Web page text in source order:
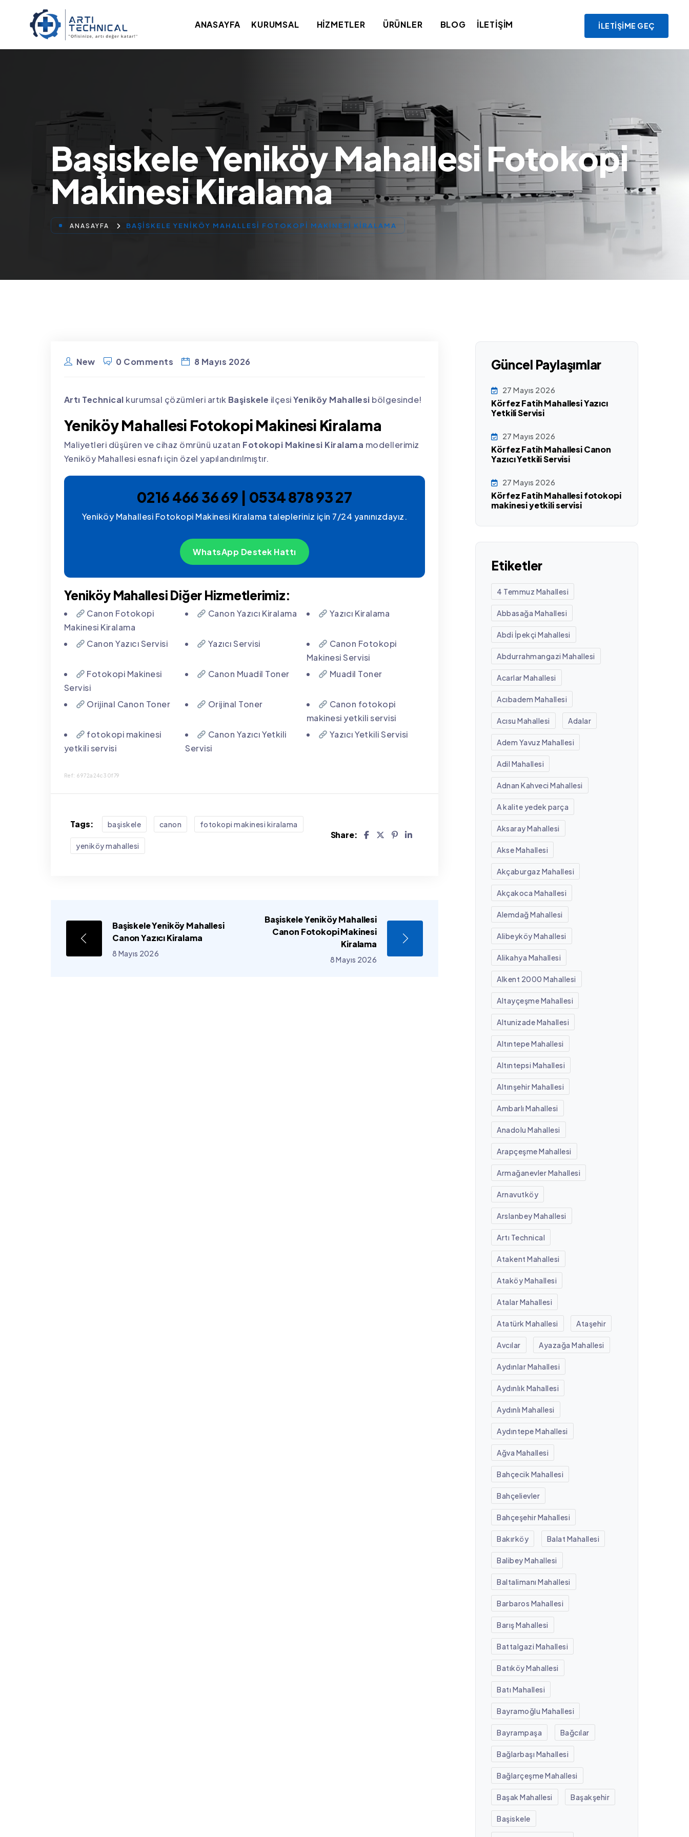
ANASAYFA KURUMSAL HIZMETLER ÜRÜNLER BLOG İLETIŞIM İLETIŞIME GEÇ
Başiskele Yeniköy Mahallesi Fotokopi
Makinesi Kiralama
ANASAYFA BAŞISKELE YENIKÖY MAHALLESI FOTOKOPI MAKINESI KIRALAMA
New 0 Comments 8 Mayıs 2026
Artı Technical kurumsal çözümleri artık Başiskele ilçesiYeniköy Mahallesi bölgesinde!
Yeniköy Mahallesi Fotokopi Makinesi Kiralama
Maliyetleri düşüren ve cihaz ömrünü uzatan Fotokopi Makinesi Kiralama modellerimiz
Yeniköy Mahallesi esnafı için özel yapılandırılmıştır.
0216 466 36 69 | 0534 878 93 27
Yeniköy Mahallesi Fotokopi Makinesi Kiralama talepleriniz için 7/24 yanınızdayız.
WhatsApp Destek Hattı
Yeniköy Mahallesi Diğer Hizmetlerimiz:
Canon Fotokopi
Makinesi Kiralama
Canon Yazıcı Kiralama Yazıcı Kiralama
Canon Yazıcı Servisi Yazıcı Servisi
Canon Fotokopi
Makinesi Servisi
Fotokopi Makinesi
Servisi
Canon Muadil Toner Muadil Toner
Orijinal Canon Toner Orijinal Toner
Canon fotokopi
makinesi yetkili servisi
fotokopi makinesi
yetkili servisi
Canon Yazıcı Yetkili
Servisi
Yazıcı Yetkili Servisi
Ref: 6972a24c30f79
Tags: başiskele canon fotokopi makinesi kiralama
yeniköy mahallesi
Share:
Başiskele Yeniköy Mahallesi
Canon Yazıcı Kiralama
8 Mayıs 2026
Başiskele Yeniköy Mahallesi
Canon Fotokopi Makinesi
Kiralama
8 Mayıs 2026
Güncel Paylaşımlar
27 Mayıs 2026
Körfez Fatih Mahallesi Yazıcı
Yetkili Servisi
27 Mayıs 2026
Körfez Fatih Mahallesi Canon
Yazıcı Yetkili Servisi
27 Mayıs 2026
Körfez Fatih Mahallesi fotokopi
makinesi yetkili servisi
Etiketler
4 Temmuz Mahallesi
Abbasağa Mahallesi
Abdi İpekçi Mahallesi
Abdurrahmangazi Mahallesi
Acarlar Mahallesi
Acıbadem Mahallesi
Acısu Mahallesi Adalar
Adem Yavuz Mahallesi
Adil Mahallesi
Adnan Kahveci Mahallesi
A kalite yedek parça
Aksaray Mahallesi
Akse Mahallesi
Akçaburgaz Mahallesi
Akçakoca Mahallesi
Alemdağ Mahallesi
Alibeyköy Mahallesi
Alikahya Mahallesi
Alkent 2000 Mahallesi
Altayçeşme Mahallesi
Altunizade Mahallesi
Altıntepe Mahallesi
Altıntepsi Mahallesi
Altınşehir Mahallesi
Ambarlı Mahallesi
Anadolu Mahallesi
Arapçeşme Mahallesi
Armağanevler Mahallesi
Arnavutköy
Arslanbey Mahallesi
Artı Technical
Atakent Mahallesi
Ataköy Mahallesi
Atalar Mahallesi
Atatürk Mahallesi Ataşehir
Avcılar Ayazağa Mahallesi
Aydınlar Mahallesi
Aydınlık Mahallesi
Aydınlı Mahallesi
Aydıntepe Mahallesi
Ağva Mahallesi
Bahçecik Mahallesi
Bahçelievler
Bahçeşehir Mahallesi
Bakırköy Balat Mahallesi
Balibey Mahallesi
Baltalimanı Mahallesi
Barbaros Mahallesi
Barış Mahallesi
Battalgazi Mahallesi
Batıköy Mahallesi
Batı Mahallesi
Bayramoğlu Mahallesi
Bayrampaşa Bağcılar
Bağlarbaşı Mahallesi
Bağlarçeşme Mahallesi
Başak Mahallesi Başakşehir
Başiskele